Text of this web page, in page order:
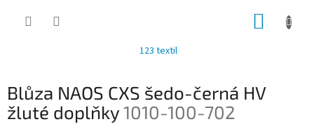
123 textil
Blůza NAOS CXS šedo-černá HV
žluté doplňky1010-100-702